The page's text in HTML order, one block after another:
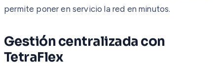
permite poner en servicio la red en minutos.
Gestión centralizada con
TetraFlex